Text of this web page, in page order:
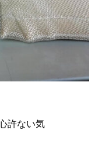
許ない気